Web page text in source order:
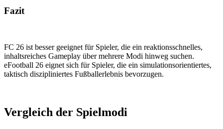
Fazit
FC 26 ist besser geeignet für Spieler, die ein reaktionsschnelles,
inhaltsreiches Gameplay über mehrere Modi hinweg suchen.
eFootball 26 eignet sich für Spieler, die ein simulationsorientiertes,
taktisch diszipliniertes Fußballerlebnis bevorzugen.
Vergleich der Spielmodi